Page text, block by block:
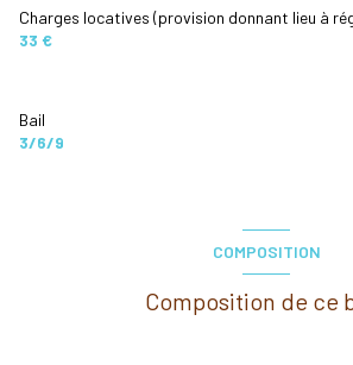
Charges locatives (provision donnant lieu à
33 €
Bail
3/6/9
COMPOSITION
Composition de ce